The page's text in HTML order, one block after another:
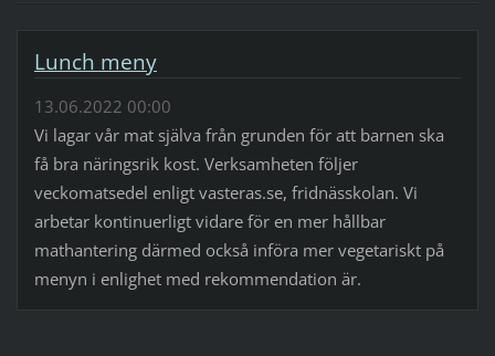
Lunch meny
13.06.2022 00:00
Vi lagar vår mat själva från grunden för att barnen ska
få bra näringsrik kost. Verksamheten följer
veckomatsedel enligt vasteras.se, fridnässkolan. Vi
arbetar kontinuerligt vidare för en mer hållbar
mathantering därmed också införa mer vegetariskt på
menyn i enlighet med rekommendation är.